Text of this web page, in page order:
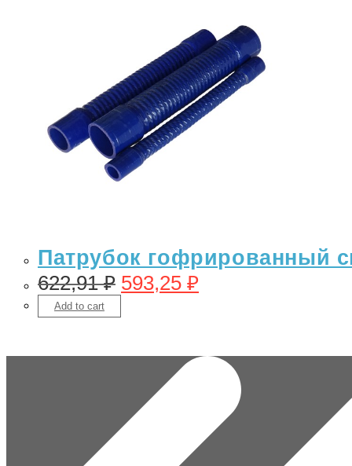
Патрубок гофрированный
622,91₽ 593,25 ₽
Add to cart